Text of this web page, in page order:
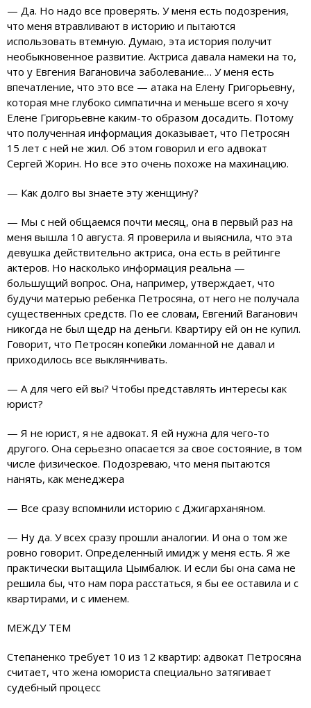
— Да. Но надо все проверять. У меня есть подозрения,
что меня втравливают в историю и пытаются
использовать втемную. Думаю, эта история получит
необыкновенное развитие. Актриса давала намеки на то,
что у Евгения Вагановича заболевание… У меня есть
впечатление, что это все — атака на Елену Григорьевну,
которая мне глубоко симпатична и меньше всего я хочу
Елене Григорьевне каким-то образом досадить. Потому
что полученная информация доказывает, что Петросян
15 лет с ней не жил. Об этом говорил и его адвокат
Сергей Жорин. Но все это очень похоже на махинацию.
— Как долго вы знаете эту женщину?
— Мы с ней общаемся почти месяц, она в первый раз на
меня вышла 10 августа. Я проверила и выяснила, что эта
девушка действительно актриса, она есть в рейтинге
актеров. Но насколько информация реальна —
большущий вопрос. Она, например, утверждает, что
будучи матерью ребенка Петросяна, от него не получала
существенных средств. По ее словам, Евгений Ваганович
никогда не был щедр на деньги. Квартиру ей он не купил.
Говорит, что Петросян копейки ломанной не давал и
приходилось все выклянчивать.
— А для чего ей вы? Чтобы представлять интересы как
юрист?
— Я не юрист, я не адвокат. Я ей нужна для чего-то
другого. Она серьезно опасается за свое состояние, в том
числе физическое. Подозреваю, что меня пытаются
нанять, как менеджера
— Все сразу вспомнили историю с Джигарханяном.
— Ну да. У всех сразу прошли аналогии. И она о том же
ровно говорит. Определенный имидж у меня есть. Я же
практически вытащила Цымбалюк. И если бы она сама не
решила бы, что нам пора расстаться, я бы ее оставила и с
квартирами, и с именем.
МЕЖДУ ТЕМ
Степаненко требует 10 из 12 квартир: адвокат Петросяна
считает, что жена юмориста специально затягивает
судебный процесс